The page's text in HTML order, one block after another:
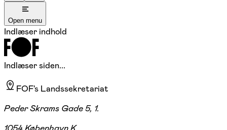
Open menu
Indlæser indhold
Indlæser siden...
FOF's Landssekretariat
Peder Skrams Gade 5, 1.